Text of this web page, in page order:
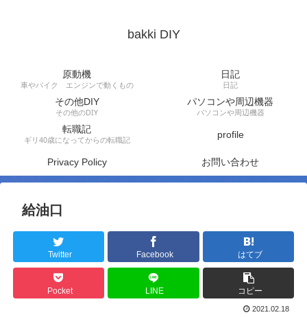
bakki DIY
原動機
車やバイク エンジンで動くもの
日記
日記
その他DIY
その他のDIY
パソコンや周辺機器
パソコンや周辺機器
転職記
ギリ40歳になってからの転職記 profile
Privacy Policy お問い合わせ
給油口
Twitter Facebook はてブ
Pocket LINE コピー
2021.02.18